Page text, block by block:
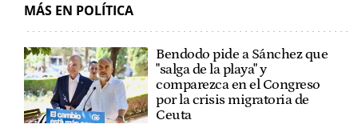
MÁS EN POLÍTICA
Bendodo pide a Sánchez que
"salga de la playa" y
comparezca en el Congreso
por la crisis migratoria de
Ceuta